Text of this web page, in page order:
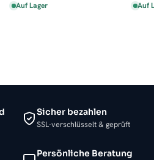
Auf Lager Auf
Sicher bezahlen
SSL-verschlüsselt & geprüft
Persönliche Beratung